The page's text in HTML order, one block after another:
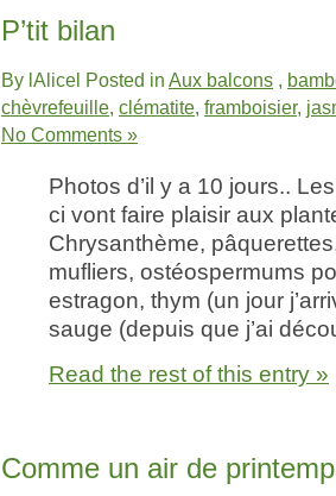
P’tit bilan
By lAlicel Posted in Aux balcons
chèvrefeuille clématite framboisier,
No Comments »
Photos d’il y a 10 jours..
ci vont faire plaisir aux
Chrysanthème,
mufliers, ostéospermums
estragon, thym (un jour
sauge (depuis que j’ai
Read the rest of this entry »
Comme un air de